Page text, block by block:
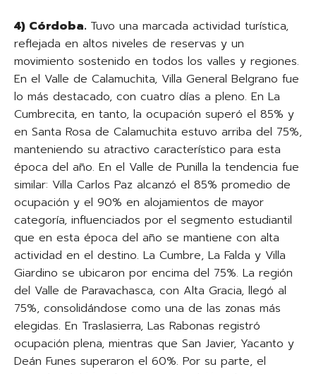
4) Córdoba. Tuvo una marcada actividad turística,
reflejada en altos niveles de reservas y un
movimiento sostenido en todos los valles y regiones.
En el Valle de Calamuchita, Villa General Belgrano fue
lo más destacado, con cuatro días a pleno. En La
Cumbrecita, en tanto, la ocupación superó el 85% y
en Santa Rosa de Calamuchita estuvo arriba del 75%,
manteniendo su atractivo característico para esta
época del año. En el Valle de Punilla la tendencia fue
similar: Villa Carlos Paz alcanzó el 85% promedio de
ocupación y el 90% en alojamientos de mayor
categoría, influenciados por el segmento estudiantil
que en esta época del año se mantiene con alta
actividad en el destino. La Cumbre, La Falda y Villa
Giardino se ubicaron por encima del 75%. La región
del Valle de Paravachasca, con Alta Gracia, llegó al
75%, consolidándose como una de las zonas más
elegidas. En Traslasierra, Las Rabonas registró
ocupación plena, mientras que San Javier, Yacanto y
Deán Funes superaron el 60%. Por su parte, el